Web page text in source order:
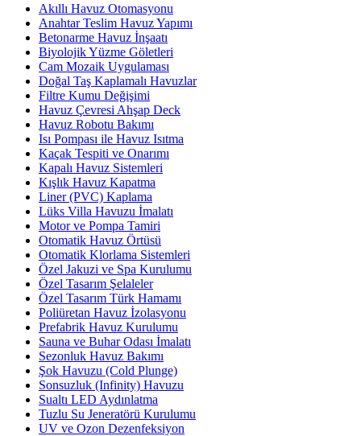
Akıllı Havuz Otomasyonu
Anahtar Teslim Havuz Yapımı
Betonarme Havuz İnşaatı
Biyolojik Yüzme Göletleri
Cam Mozaik Uygulaması
Doğal Taş Kaplamalı Havuzlar
Filtre Kumu Değişimi
Havuz Çevresi Ahşap Deck
Havuz Robotu Bakımı
Isı Pompası ile Havuz Isıtma
Kaçak Tespiti ve Onarımı
Kapalı Havuz Sistemleri
Kışlık Havuz Kapatma
Liner (PVC) Kaplama
Lüks Villa Havuzu İmalatı
Motor ve Pompa Tamiri
Otomatik Havuz Örtüsü
Otomatik Klorlama Sistemleri
Özel Jakuzi ve Spa Kurulumu
Özel Tasarım Şelaleler
Özel Tasarım Türk Hamamı
Poliüretan Havuz İzolasyonu
Prefabrik Havuz Kurulumu
Sauna ve Buhar Odası İmalatı
Sezonluk Havuz Bakımı
Şok Havuzu (Cold Plunge)
Sonsuzluk (Infinity) Havuzu
Sualtı LED Aydınlatma
Tuzlu Su Jeneratörü Kurulumu
UV ve Ozon Dezenfeksiyon